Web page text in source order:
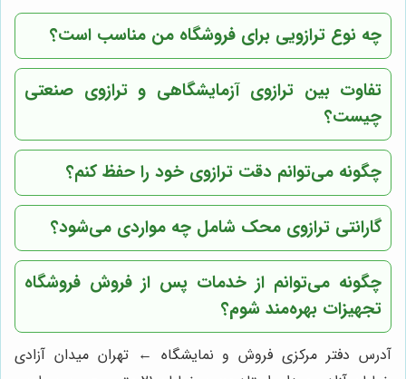
چه نوع ترازویی برای فروشگاه من مناسب است؟
تفاوت بین ترازوی آزمایشگاهی و ترازوی صنعتی
چیست؟
چگونه می‌توانم دقت ترازوی خود را حفظ کنم؟
گارانتی ترازوی محک شامل چه مواردی می‌شود؟
چگونه می‌توانم از خدمات پس از فروش فروشگاه
تجهیزات بهره‌مند شوم؟
آدرس دفتر مرکزی فروش و نمایشگاه ← تهران میدان آزادی